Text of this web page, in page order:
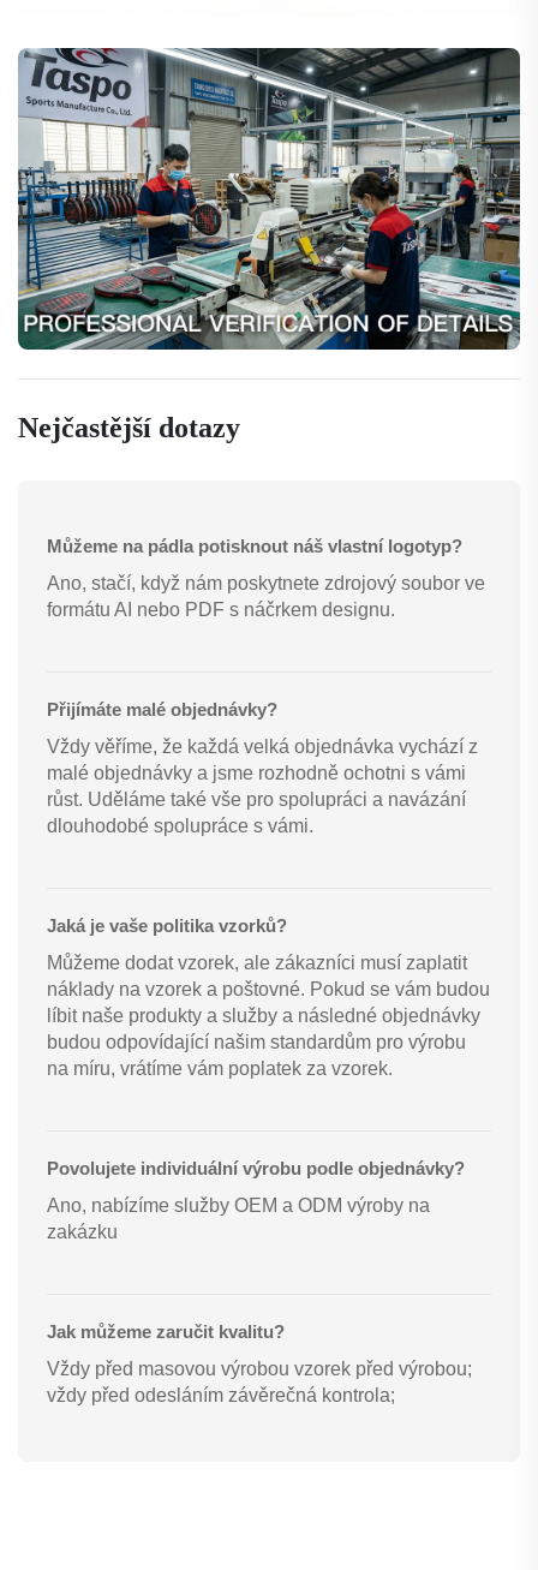
Nejčastější dotazy
Můžeme na pádla potisknout náš vlastní logotyp?
Ano, stačí, když nám poskytnete zdrojový soubor ve
formátu AI nebo PDF s náčrkem designu.
Přijímáte malé objednávky?
Vždy věříme, že každá velká objednávka vychází z
malé objednávky a jsme rozhodně ochotni s vámi
růst. Uděláme také vše pro spolupráci a navázání
dlouhodobé spolupráce s vámi.
Jaká je vaše politika vzorků?
Můžeme dodat vzorek, ale zákazníci musí zaplatit
náklady na vzorek a poštovné. Pokud se vám budou
líbit naše produkty a služby a následné objednávky
budou odpovídající našim standardům pro výrobu
na míru, vrátíme vám poplatek za vzorek.
Povolujete individuální výrobu podle objednávky?
Ano, nabízíme služby OEM a ODM výroby na
zakázku
Jak můžeme zaručit kvalitu?
Vždy před masovou výrobou vzorek před výrobou;
vždy před odesláním závěrečná kontrola;